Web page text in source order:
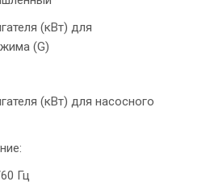
(кВт) для
(G)
(кВт) для насосного
Гц